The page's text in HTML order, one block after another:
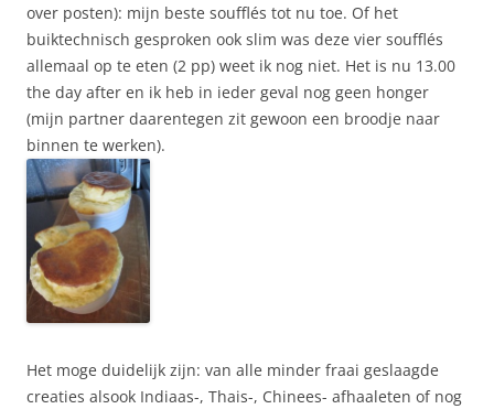
over posten): mijn beste soufflés tot nu toe. Of het
buiktechnisch gesproken ook slim was deze vier soufflés
allemaal op te eten (2 pp) weet ik nog niet. Het is nu 13.00
the day after en ik heb in ieder geval nog geen honger
(mijn partner daarentegen zit gewoon een broodje naar
binnen te werken).
Het moge duidelijk zijn: van alle minder fraai geslaagde
creaties alsook Indiaas-, Thais-, Chinees- afhaaleten of nog